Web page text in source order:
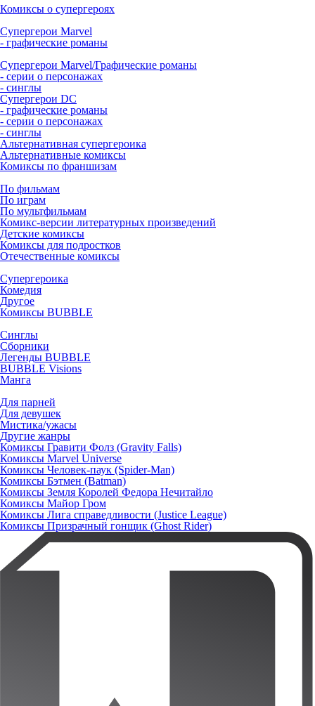
Комиксы о супергероях
Супергерои Marvel
- графические романы
Супергерои Marvel/Графические романы
- серии о персонажах
- синглы
Супергерои DC
- графические романы
- серии о персонажах
- синглы
Альтернативная супергероика
Альтернативные комиксы
Комиксы по франшизам
По фильмам
По играм
По мультфильмам
Комикс-версии литературных произведений
Детские комиксы
Комиксы для подростков
Отечественные комиксы
Супергероика
Комедия
Другое
Комиксы BUBBLE
Синглы
Сборники
Легенды BUBBLE
BUBBLE Visions
Манга
Для парней
Для девушек
Мистика/ужасы
Другие жанры
Комиксы Гравити Фолз (Gravity Falls)
Комиксы Marvel Universe
Комиксы Человек-паук (Spider-Man)
Комиксы Бэтмен (Batman)
Комиксы Земля Королей Федора Нечитайло
Комиксы Майор Гром
Комиксы Лига справедливости (Justice League)
Комиксы Призрачный гонщик (Ghost Rider)